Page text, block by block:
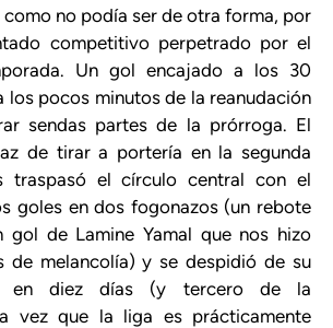
como no podía ser de otra forma, por
competitivo perpetrado por el
Un gol encajado a los 30
los pocos minutos de la reanudación
sendas partes de la prórroga. El
de tirar a portería en la segunda
traspasó el círculo central con el
goles en dos fogonazos (un rebote
gol de Lamine Yamal que nos hizo
de melancolía) y se despidió de su
en diez días (y tercero de la
vez que la liga es prácticamente